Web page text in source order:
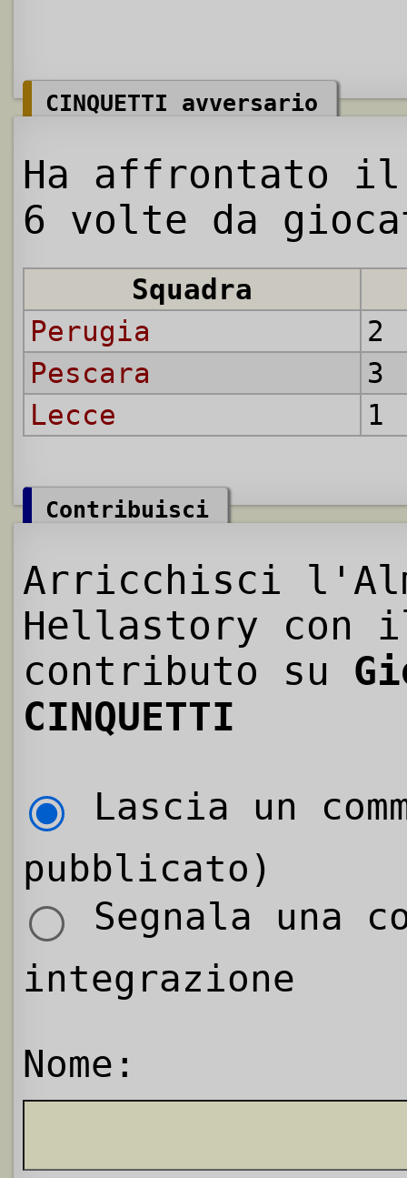
CINQUETTI avversario
Ha affrontato il
6 volte da
Squadra
Perugia
2
Pescara
3
Lecce
1
Contribuisci
Arricchisci
Hellastory con
contributo su
CINQUETTI
Lascia un
pubblicato)
Segnala una
integrazione
Nome: